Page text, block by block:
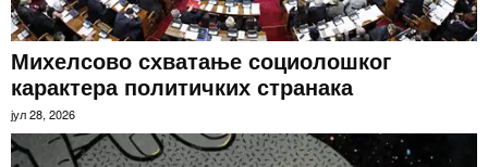
Михелсово схватање социолошког
карактера политичких странака
јул 28, 2026